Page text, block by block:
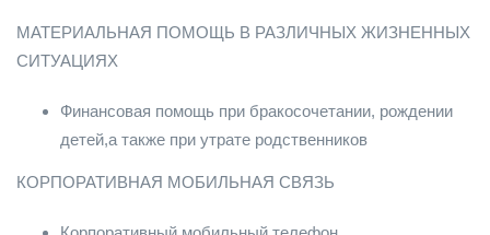
МАТЕРИАЛЬНАЯ ПОМОЩЬ В РАЗЛИЧНЫХ ЖИЗНЕННЫХ
СИТУАЦИЯХ
Финансовая помощь при бракосочетании, рождении
детей,а также при утрате родственников
КОРПОРАТИВНАЯ МОБИЛЬНАЯ СВЯЗЬ